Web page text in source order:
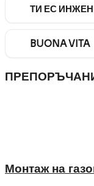
ТИ ЕС
BUONA VITA
Монтаж на